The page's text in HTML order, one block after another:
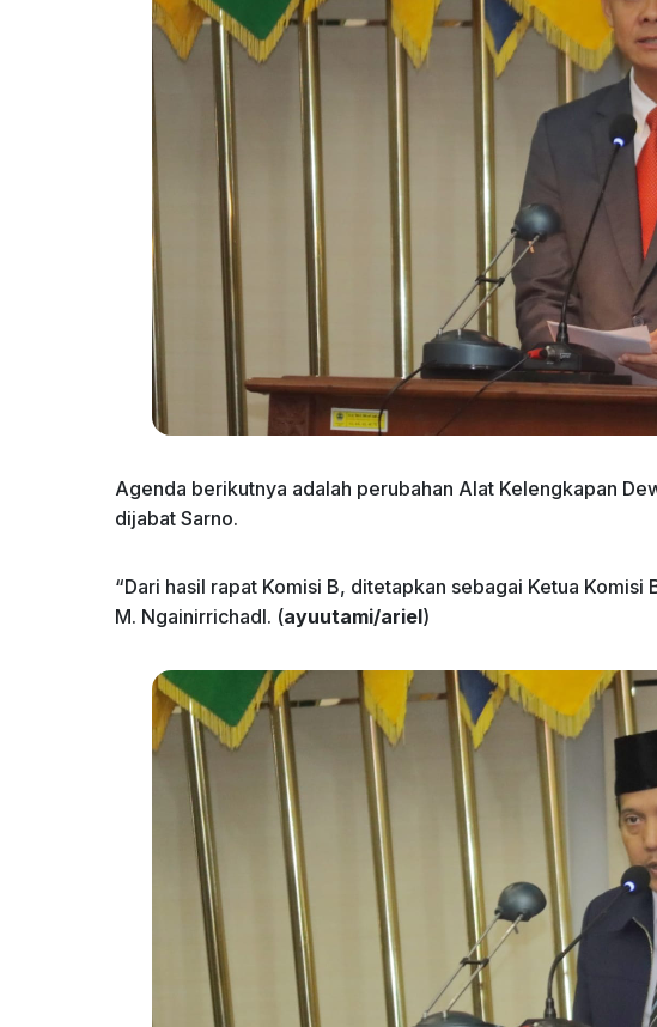
Agenda berikutnya adalah perubahan Alat Kelengkapan
dijabat Sarno.
“Dari hasil rapat Komisi B, ditetapkan sebagai Ketua Komisi
M. Ngainirrichadl. (ayuutami/ariel)